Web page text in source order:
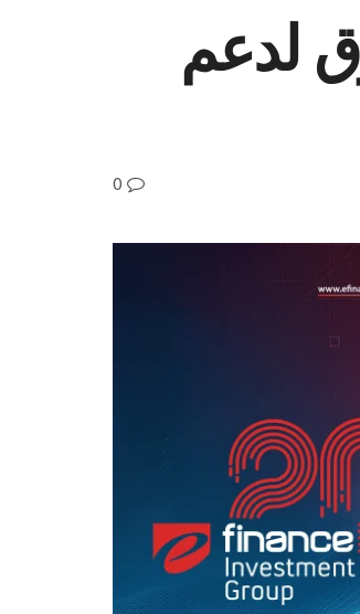
لدعم